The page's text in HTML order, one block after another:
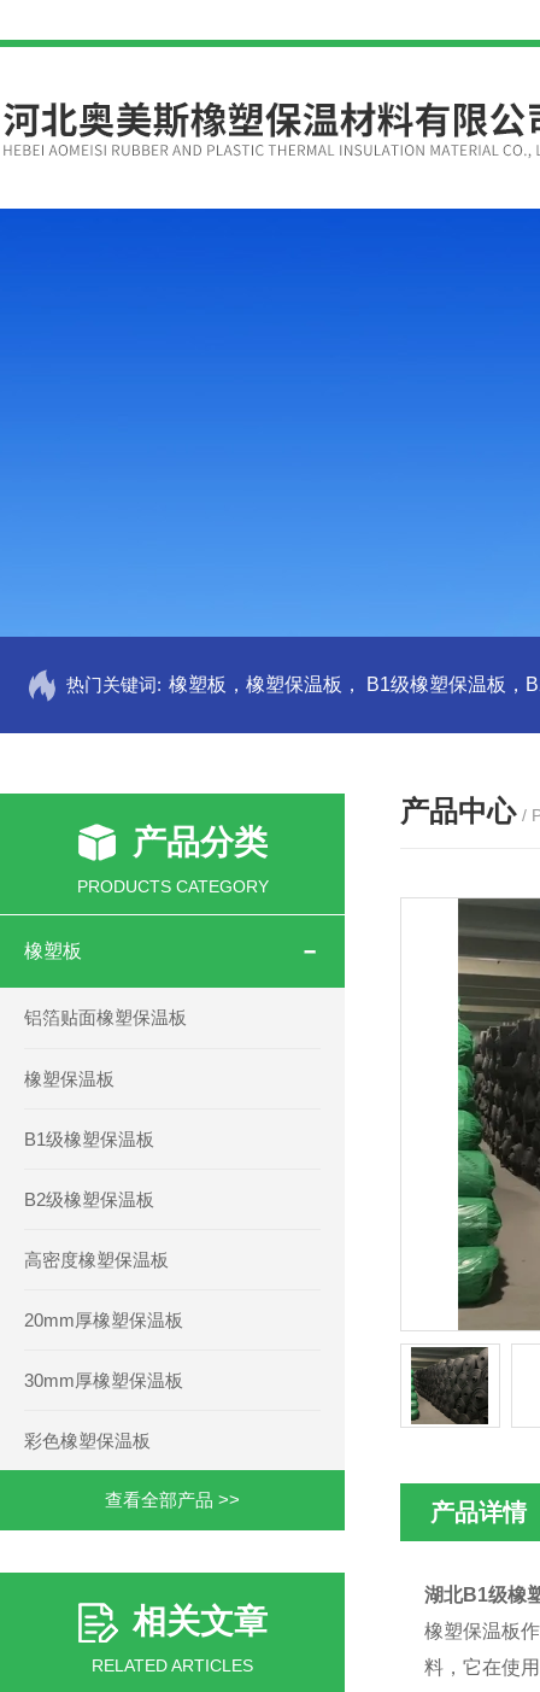
热门关键词:
产品分类
PRODUCTS CATEGORY
橡塑板
铝箔贴面橡塑保温板
橡塑保温板
B1级橡塑保温板
B2级橡塑保温板
高密度橡塑保温板
20mm厚橡塑保温板
30mm厚橡塑保温板
彩色橡塑保温板
查看全部产品 >>
相关文章
RELATED ARTICLES
产品中心 /
产品详情
湖北B1级橡
橡塑保温板
料，它在使